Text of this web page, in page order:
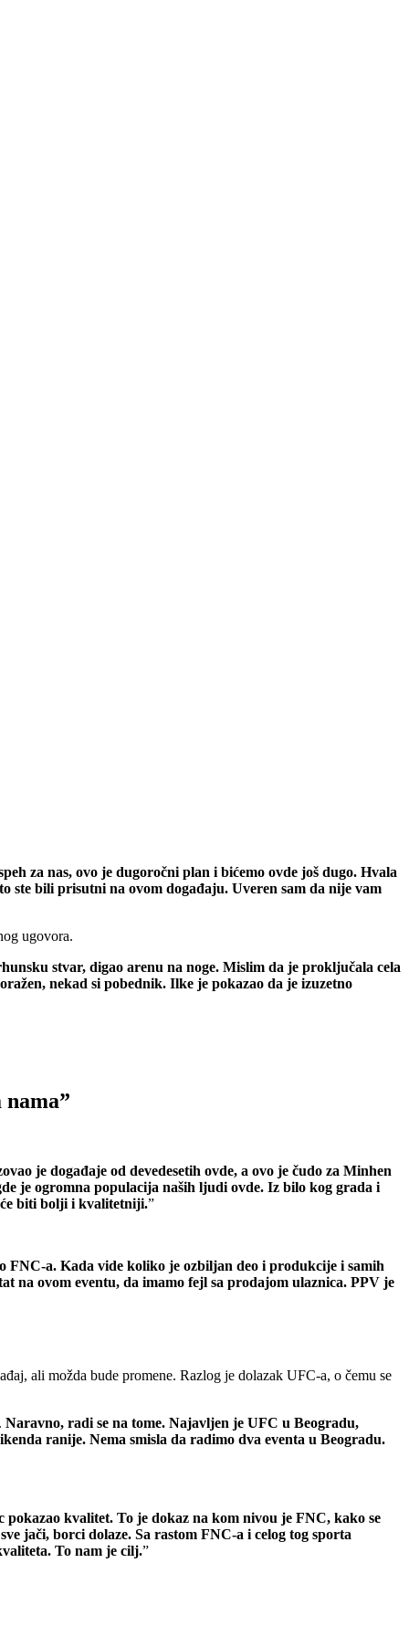
za nas, ovo je dugoročni plan i bićemo ovde još dugo. Hvala
bili prisutni na ovom događaju. Uveren sam da nije vam
ugovora.
stvar, digao arenu na noge. Mislim da je proključala cela
nekad si pobednik. Ilke je pokazao da je izuzetno
nama”
je događaje od devedesetih ovde, a ovo je čudo za Minhen
je ogromna populacija naših ljudi ovde. Iz bilo kog grada i
će biti bolji i kvalitetniji.”
FNC-a. Kada vide koliko je ozbiljan deo i produkcije i samih
na ovom eventu, da imamo fejl sa prodajom ulaznica. PPV je
ali možda bude promene. Razlog je dolazak UFC-a, o čemu se
Naravno, radi se na tome. Najavljen je UFC u Beogradu,
ranije. Nema smisla da radimo dva eventa u Beogradu.
pokazao kvalitet. To je dokaz na kom nivou je FNC, kako se
jači, borci dolaze. Sa rastom FNC-a i celog tog sporta
To nam je cilj.”